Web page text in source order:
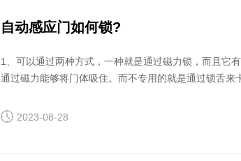
自动感应门如何锁?
1、可以通过两种方式，一种就是通过磁力锁，而且它
通过磁力能够将门体吸住。而不专用的就是通过锁舌来
能就会被拉开。可以通过遥控器按一下，锁的功能键就
2023-08-28